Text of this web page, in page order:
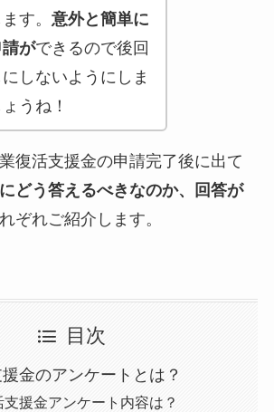
ます。 意外と簡単に
請ができるので後回
にしないようにしま
ょうね！
復活支援金の申請完了後に出て
どう答えるべきなのか、回答が
ぞれご紹介します。
目次
金のアンケートとは？
支援金アンケート内容は？